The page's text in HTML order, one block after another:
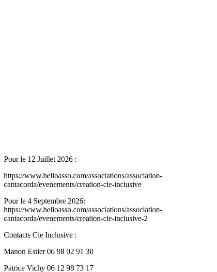
Pour le 12 Juillet 2026 :
https://www.helloasso.com/associations/association-
cantacorda/evenements/creation-cie-inclusive
Pour le 4 Septembre 2026:
https://www.helloasso.com/associations/association-
cantacorda/evenements/creation-cie-inclusive-2
Contacts Cie Inclusive :
Manon Estier 06 98 02 91 30
Patrice Vichy 06 12 98 73 17